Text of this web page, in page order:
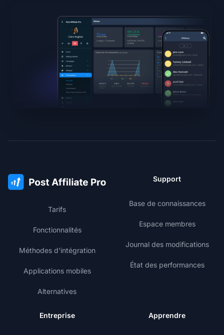
Tarifs
Fonctionnalités
Méthodes d'intégration
Applications mobiles
Alternatives
Support
Base de connaissances
Espace membres
Journal des modifications
État des performances
Entreprise Apprendre